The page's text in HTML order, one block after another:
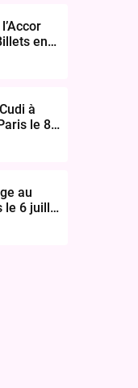
en
à
le 8
au
le 6 juillet